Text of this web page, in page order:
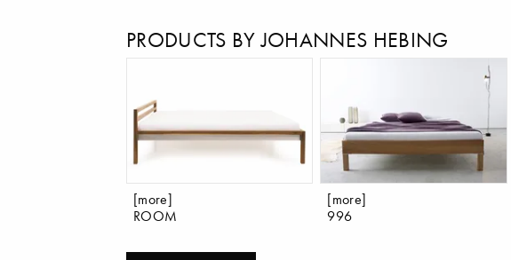
PRODUCTS BY JOHANNES HEBING
[more]
ROOM
[more]
996